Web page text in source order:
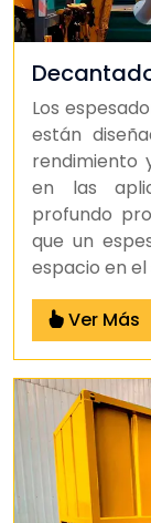
Los
están
rendimiento
en las
profundo
que un
espacio en el
Ver Más